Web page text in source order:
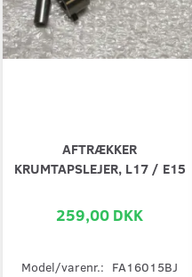
AFTRÆKKER
KRUMTAPSLEJER, L17 / E15
259,00 DKK
Model/varenr.: FA16015BJ